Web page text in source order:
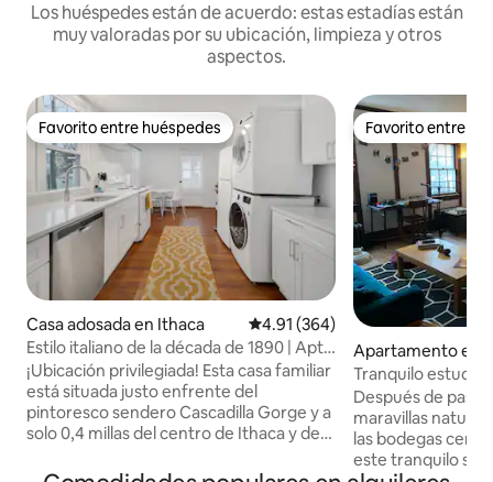
Los huéspedes están de acuerdo: estas estadías están
muy valoradas por su ubicación, limpieza y otros
aspectos.
Favorito entre huéspedes
Favorito entre huéspedes
Casa adosada en Ithaca Calificación promedio: 4.91 de
4.91 (364)
Estilo italiano de la década de 1890 | Apto
para familias, 3 habitaciones
¡Ubicación privilegiada! Esta casa familiar
está situada justo enfrente del
pintoresco sendero Cascadilla Gorge y a
solo 0,4 millas del centro de Ithaca y de
Justo al final de la colina de la
Favorito entre
Favorito entre
Apartamento en
Tranquilo estudio
baño, ¡a poca
ciudad!
Después de
maravillas
las bodegas
este tranquilo